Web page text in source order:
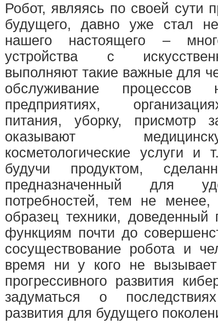
Робот, являясь по своей сути
будущего, давно уже стал
нашего настоящего –
устройства с
выполняют такие важные для
обслуживание
предприятиях,
питания, уборку, присмотр
оказывают
косметологические услуги
будучи продуктом,
предназначенный для
потребностей, тем не менее,
образец техники,
функциям почти до
сосуществование робота и
время ни у кого не
прогрессивного развития
задуматься о
развития для будущего